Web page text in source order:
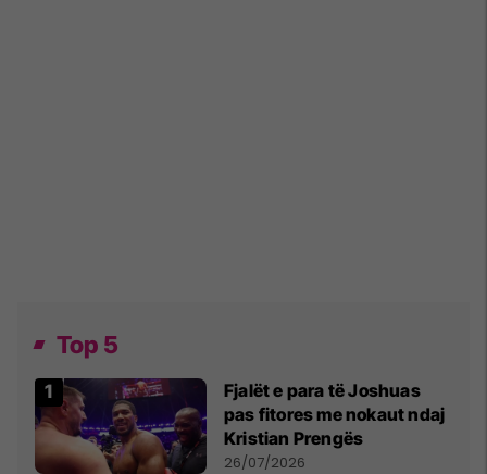
Top 5
Fjalët e para të Joshuas
pas fitores me nokaut ndaj
Kristian Prengës
26/07/2026